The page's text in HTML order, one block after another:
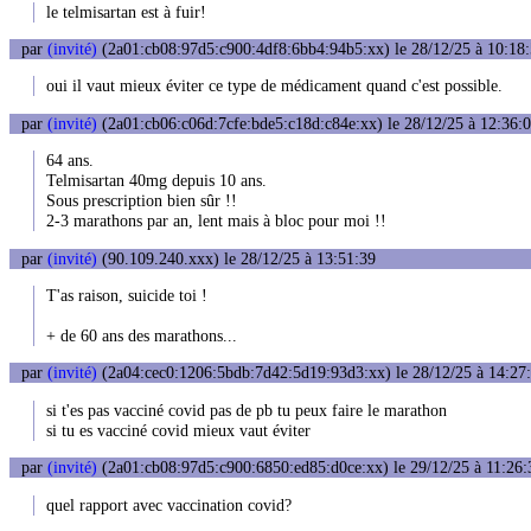
le telmisartan est à fuir!
par (invité) (2a01:cb08:97d5:c900:4df8:6bb4:94b5:xx) le 28/12/25 à
oui il vaut mieux éviter ce type de médicament quand c'est possible.
par (invité) (2a01:cb06:c06d:7cfe:bde5:c18d:c84e:xx) le 28/12/25 à
64 ans.
Telmisartan 40mg depuis 10 ans.
Sous prescription bien sûr !!
2-3 marathons par an, lent mais à bloc pour moi !!
par (invité) (90.109.240.xxx) le 28/12/25 à 13:51:39
T'as raison, suicide toi !
+ de 60 ans des marathons...
par (invité) (2a04:cec0:1206:5bdb:7d42:5d19:93d3:xx) le 28/12/25 à
si t'es pas vacciné covid pas de pb tu peux faire le marathon
si tu es vacciné covid mieux vaut éviter
par (invité) (2a01:cb08:97d5:c900:6850:ed85:d0ce:xx) le 29/12/25 à
quel rapport avec vaccination covid?